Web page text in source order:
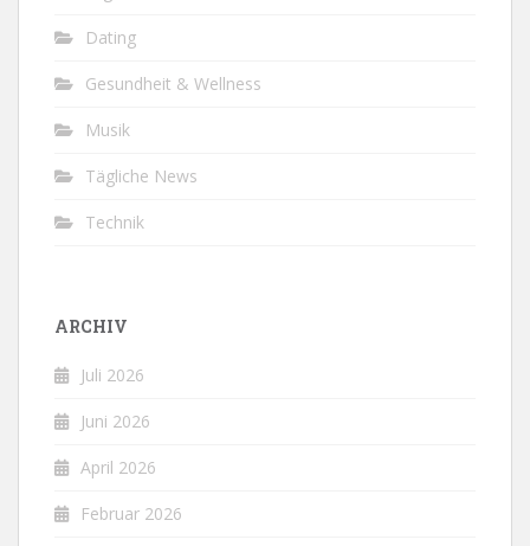
Dating
Gesundheit & Wellness
Musik
Tägliche News
Technik
ARCHIV
Juli 2026
Juni 2026
April 2026
Februar 2026